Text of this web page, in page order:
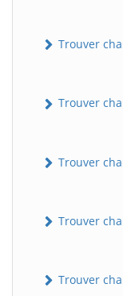
Trouver
Trouver
Trouver
Trouver
Trouver